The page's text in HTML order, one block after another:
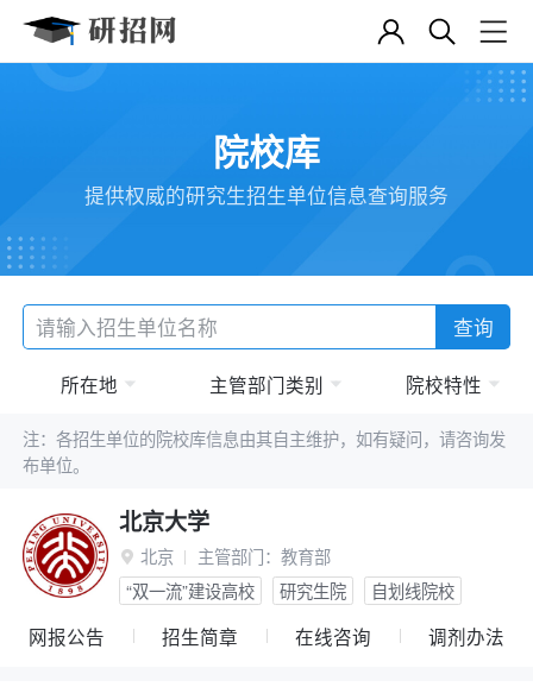
院校库
提供权威的研究生招生单位信息查询服务
查询
所在地 主管部门类别 院校特性
注：各招生单位的院校库信息由其自主维护，如有疑问，请咨询发
布单位。
北京大学
 北京 主管部门： 教育部
“双一流”建设高校
研究生院 自划线院校
网报公告 招生简章 在线咨询 调剂办法